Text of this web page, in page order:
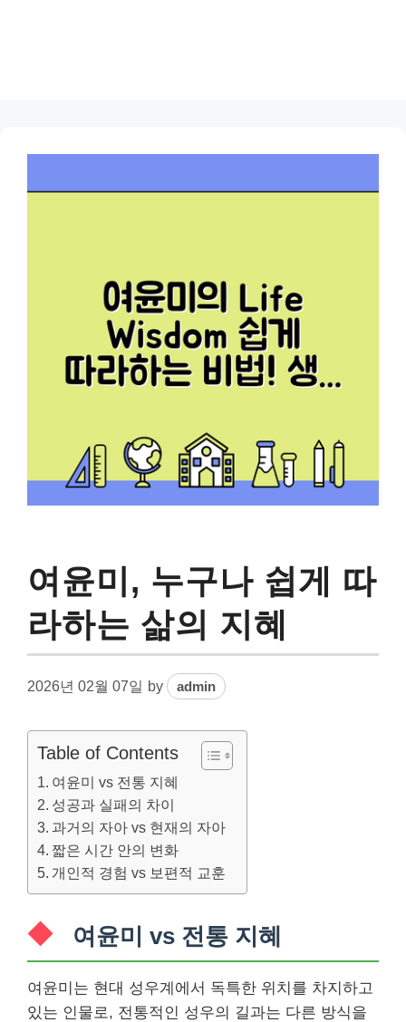
여윤미, 누구나 쉽게 따
라하는 삶의 지혜
2026년 02월 07일 by admin
Table of Contents
여윤미 vs 전통 지혜
성공과 실패의 차이
과거의 자아 vs 현재의 자아
짧은 시간 안의 변화
개인적 경험 vs 보편적 교훈
여윤미 vs 전통 지혜
여윤미는 현대 성우계에서 독특한 위치를 차지하고
있는 인물로, 전통적인 성우의 길과는 다른 방식을